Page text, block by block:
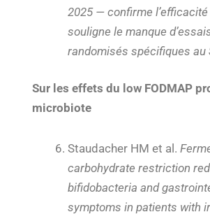
2025 — confirme l’efficacité
souligne le manque
randomisés spécifiques au
Sur les effets du low FODMAP
microbiote
Staudacher HM et al.
carbohydrate restriction
bifidobacteria and
symptoms in patients with